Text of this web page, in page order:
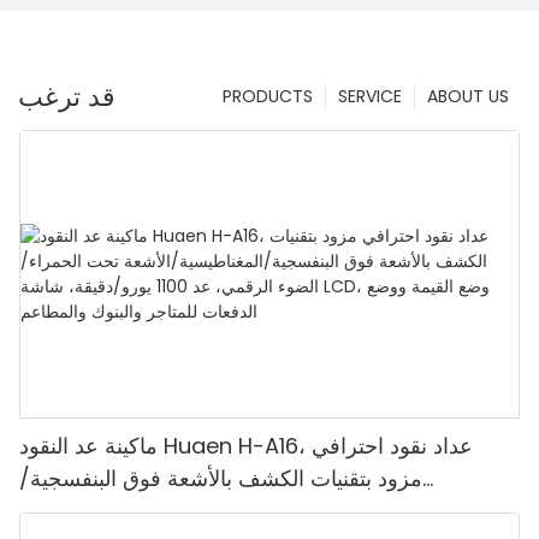
قد ترغب ABOUT US
SERVICE
PRODUCTS
ماكينة عد النقود Huaen H-A16، عداد نقود احترافي
مزود بتقنيات الكشف بالأشعة فوق البنفسجية/
المغناطيسية/الأشعة تحت الحمراء/الضوء الرقمي، عد